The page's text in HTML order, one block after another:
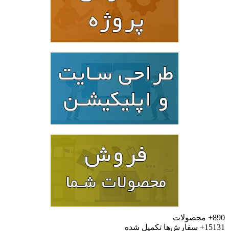
محصولات
سفارش‌ها تکمیل شده